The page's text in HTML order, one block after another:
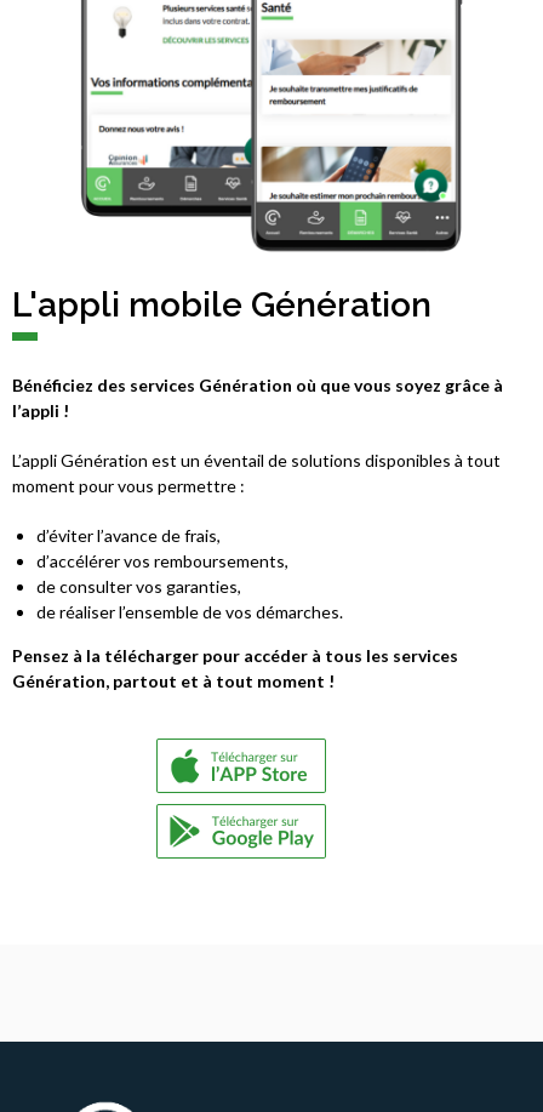
L'appli mobile Génération
Bénéficiez des services Génération où que vous soyez grâce à
l’appli !
L’appli Génération est un éventail de solutions disponibles à tout
moment pour vous permettre :
d’éviter l’avance de frais,
d’accélérer vos remboursements,
de consulter vos garanties,
de réaliser l’ensemble de vos démarches.
Pensez à la télécharger pour accéder à tous les services
Génération, partout et à tout moment !